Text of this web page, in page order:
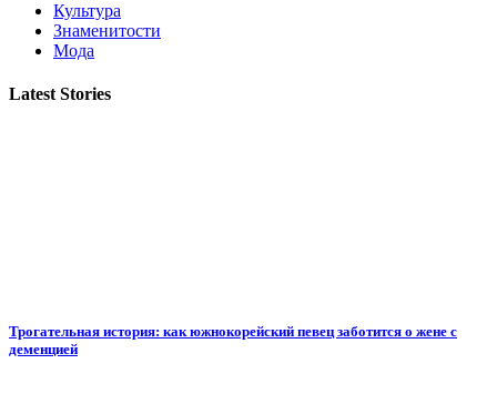
Культура
Знаменитости
Мода
Latest Stories
Трогательная история: как южнокорейский певец заботится о жене с
деменцией